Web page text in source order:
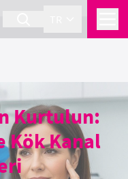
Kurtulun:
Kök Kanal